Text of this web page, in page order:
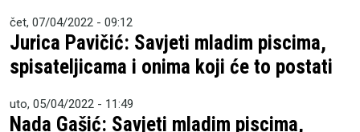
čet, 07/04/2022 - 09:12
Jurica Pavičić: Savjeti mladim piscima,
spisateljicama i onima koji će to postati
uto, 05/04/2022 - 11:49
Nada Gašić: Savjeti mladim piscima,